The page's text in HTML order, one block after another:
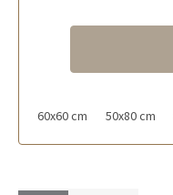
60x60 cm 50x80 cm